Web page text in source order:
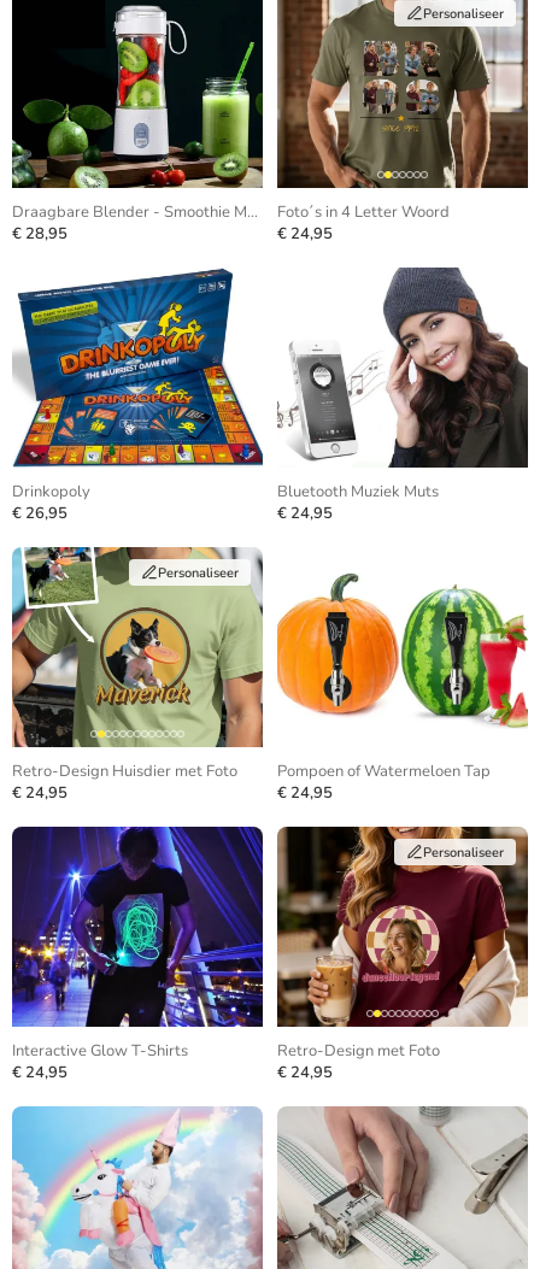
Draagbare Blender - Smoothie Maker
€ 28,95
Personaliseer
Foto´s in 4 Letter Woord
€ 24,95
Drinkopoly
€ 26,95
Bluetooth Muziek Muts
€ 24,95
Personaliseer
Retro-Design Huisdier met Foto
€ 24,95
Pompoen of Watermeloen Tap
€ 24,95
Interactive Glow T-Shirts
€ 24,95
Personaliseer
Retro-Design met Foto
€ 24,95